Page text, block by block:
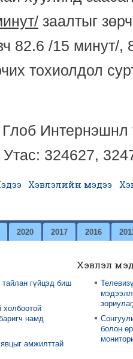
заалтыг
82.6 /15 минут/,
тохиолдол
Глоб Интернэшнл
Утас: 324627,
Хэвлэлийн мэдээ
2020 2017 2016
гүйцэд биш
холбоотой
намд
амжилттай
Хэвлэл
болон